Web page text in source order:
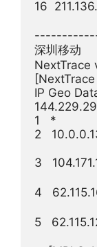
16
深圳移动
NextTrace
IP Geo
1   *
2
3
4
5